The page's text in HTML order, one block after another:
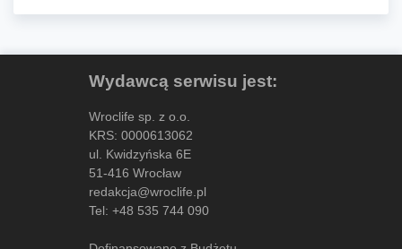
Wydawcą serwisu jest:
Wroclife sp. z o.o.
KRS: 0000613062
ul. Kwidzyńska 6E
51-416 Wrocław
redakcja@wroclife.pl
Tel: +48 535 744 090